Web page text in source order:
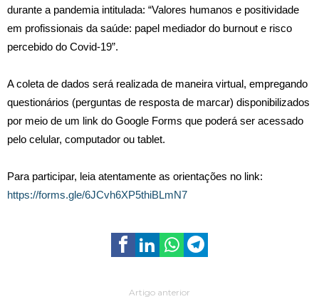
durante a pandemia intitulada: “Valores humanos e positividade
em profissionais da saúde: papel mediador do burnout e risco
percebido do Covid-19”.
A coleta de dados será realizada de maneira virtual, empregando
questionários (perguntas de resposta de marcar) disponibilizados
por meio de um link do Google Forms que poderá ser acessado
pelo celular, computador ou tablet.
Para participar, leia atentamente as orientações no link:
https://forms.gle/6JCvh6XP5thiBLmN7
Artigo anterior